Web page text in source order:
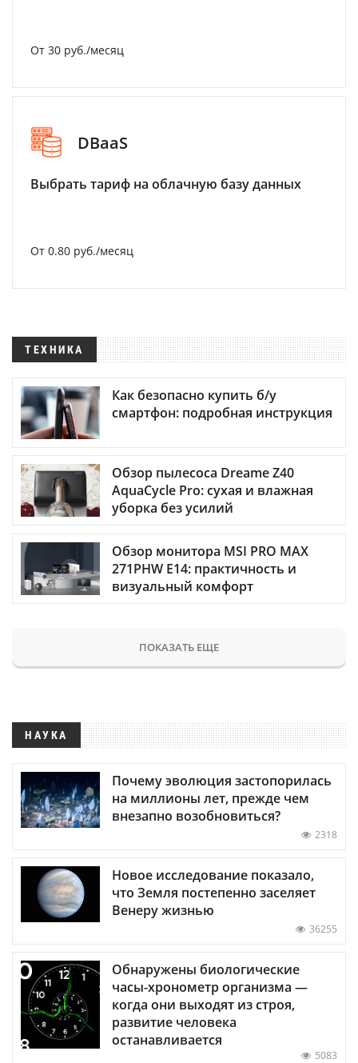
От 30 руб./месяц
DBaaS
Выбрать тариф на облачную базу данных
От 0.80 руб./месяц
ТЕХНИКА
Как безопасно купить б/у
смартфон: подробная инструкция
Обзор пылесоса Dreame Z40
AquaCycle Pro: сухая и влажная
уборка без усилий
Обзор монитора MSI PRO MAX
271PHW E14: практичность и
визуальный комфорт
ПОКАЗАТЬ ЕЩЕ
НАУКА
Почему эволюция застопорилась
на миллионы лет, прежде чем
внезапно возобновиться?
2318
Новое исследование показало,
что Земля постепенно заселяет
Венеру жизнью
36255
Обнаружены биологические
часы-хронометр организма —
когда они выходят из строя,
развитие человека
останавливается
5083